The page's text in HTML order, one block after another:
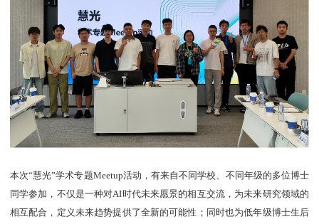
本次“慧光”学术专题Meetup活动，有来自不同学校、不同年级的多位博士
同学参加，不仅是一种对AI时代未来愿景的相互交流，为未来研究领域的
相互配合，定义未来趋势提供了全新的可能性；同时也为低年级博士生后